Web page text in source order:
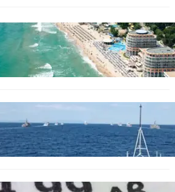
карта показва всички водни
Черноморието
ловец за българския флот
до края на годината